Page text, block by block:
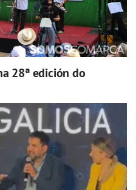
28ª edición do